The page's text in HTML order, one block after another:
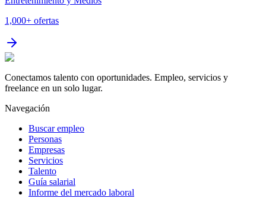
1,000+ ofertas
Conectamos talento con oportunidades. Empleo, servicios y
freelance en un solo lugar.
Navegación
Buscar empleo
Personas
Empresas
Servicios
Talento
Guía salarial
Informe del mercado laboral